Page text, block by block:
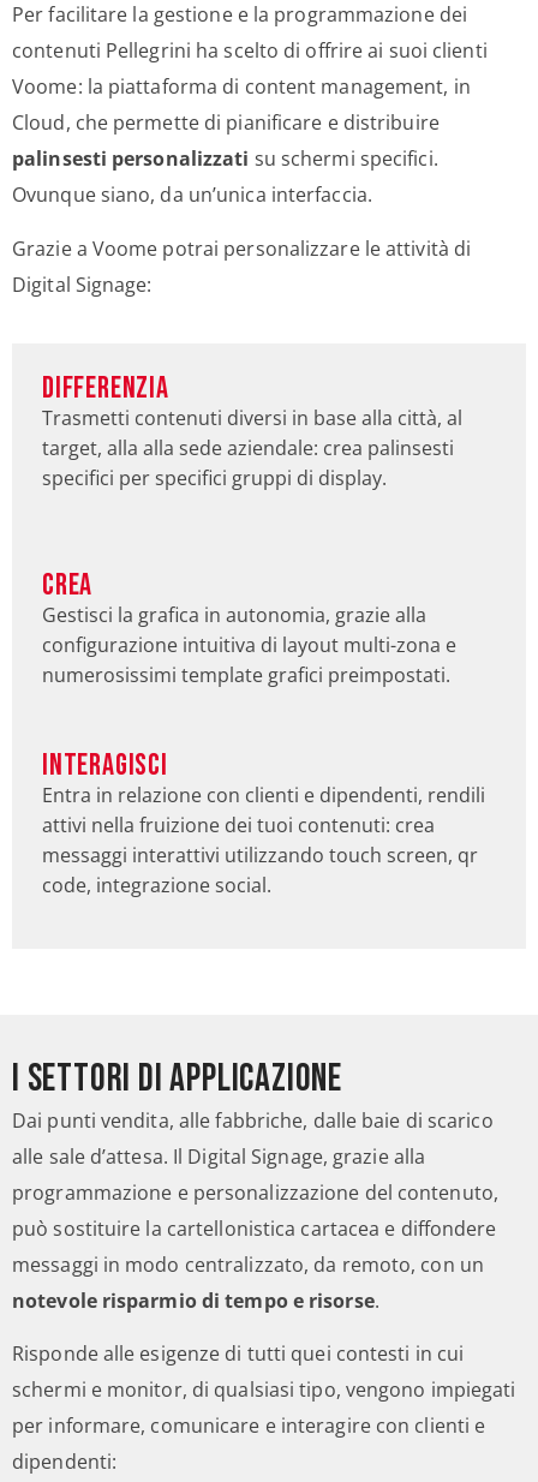
Per facilitare la gestione e la programmazione dei
contenuti Pellegrini ha scelto di offrire ai suoi clienti
Voome: la piattaforma di content management, in
Cloud, che permette di pianificare e distribuire
palinsesti personalizzati su schermi specifici.
Ovunque siano, da un’unica interfaccia.
Grazie a Voome potrai personalizzare le attività di
Digital Signage:
DIFFERENZIA
Trasmetti contenuti diversi in base alla città, al
target, alla alla sede aziendale: crea palinsesti
specifici per specifici gruppi di display.
CREA
Gestisci la grafica in autonomia, grazie alla
configurazione intuitiva di layout multi-zona e
numerosissimi template grafici preimpostati.
INTERAGISCI
Entra in relazione con clienti e dipendenti, rendili
attivi nella fruizione dei tuoi contenuti: crea
messaggi interattivi utilizzando touch screen, qr
code, integrazione social.
I settori di applicazione
Dai punti vendita, alle fabbriche, dalle baie di scarico
alle sale d’attesa. Il Digital Signage, grazie alla
programmazione e personalizzazione del contenuto,
può sostituire la cartellonistica cartacea e diffondere
messaggi in modo centralizzato, da remoto, con un
notevole risparmio di tempo e risorse.
Risponde alle esigenze di tutti quei contesti in cui
schermi e monitor, di qualsiasi tipo, vengono impiegati
per informare, comunicare e interagire con clienti e
dipendenti: